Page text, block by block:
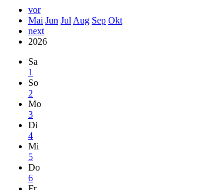
vor
Mai Jun Jul Aug Sep Okt
next
2026
Sa
1
So
2
Mo
3
Di
4
Mi
5
Do
6